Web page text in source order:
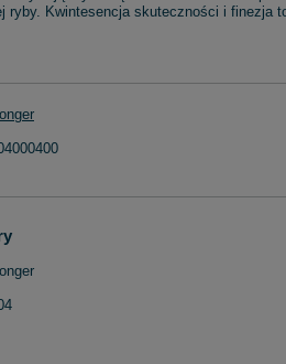
Kwintesencja skuteczności i finezja